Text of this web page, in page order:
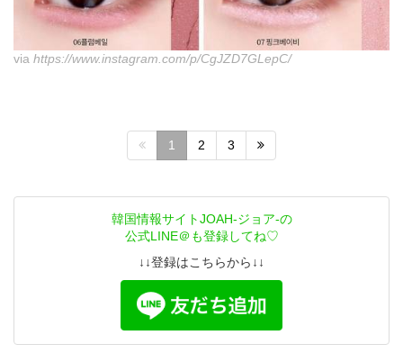
via https://www.instagram.com/p/CgJZD7GLepC/
1 2 3
韓国情報サイトJOAH-ジョア-の
公式LINE＠も登録してね♡
↓↓登録はこちらから↓↓